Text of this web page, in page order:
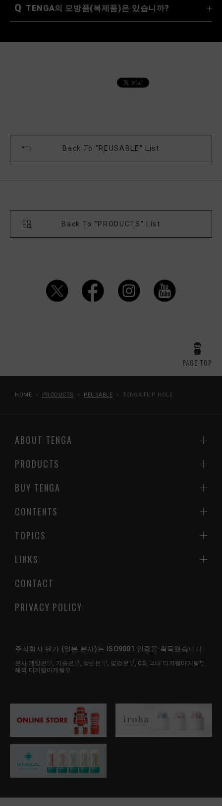
Q TENGA의 모방품(복제품)은 있습니까?
Back To "REUSABLE" List
Back To "PRODUCTS" List
PAGE TOP
HOME PRODUCTS REUSABLE TENGA FLIP HOLE
ABOUT TENGA
PRODUCTS
BUY TENGA
CONTENTS
CONTACT
PRIVACY POLICY
TOPICS
LINKS
주식회사 텐가 (일본 본사)는 ISO9001 인증을 획득했습니다.
본사 개발본부, 기술본부, 생산본부, 영업본부, CS, 국내 디지털마케팅부,
해외 디지털마케팅부